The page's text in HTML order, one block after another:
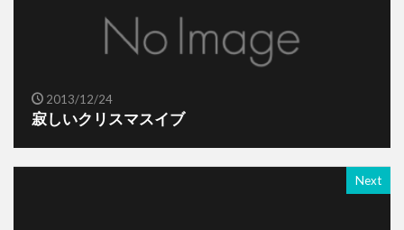
2013/12/24
寂しいクリスマスイブ
Next